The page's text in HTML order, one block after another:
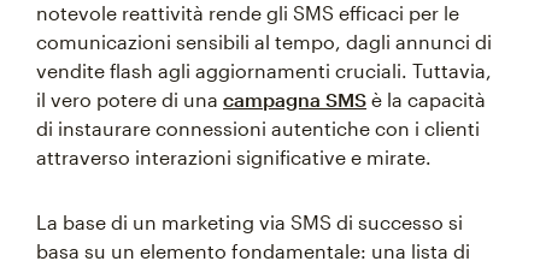
notevole reattività rende gli SMS efficaci per le
comunicazioni sensibili al tempo, dagli annunci di
vendite flash agli aggiornamenti cruciali. Tuttavia,
il vero potere di una campagna SMS è la capacità
di instaurare connessioni autentiche con i clienti
attraverso interazioni significative e mirate.
La base di un marketing via SMS di successo si
basa su un elemento fondamentale: una lista di